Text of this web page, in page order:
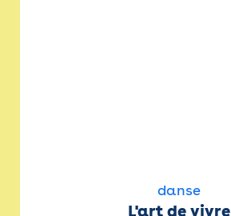
danse
L'art de vivre